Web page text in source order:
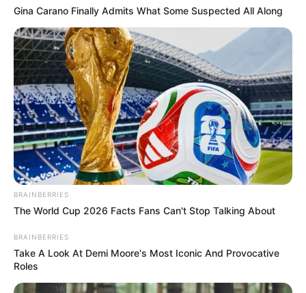
Gina Carano Finally Admits What Some Suspected All Along
BRAINBERRIES
The World Cup 2026 Facts Fans Can't Stop Talking About
BRAINBERRIES
Take A Look At Demi Moore's Most Iconic And Provocative
Roles